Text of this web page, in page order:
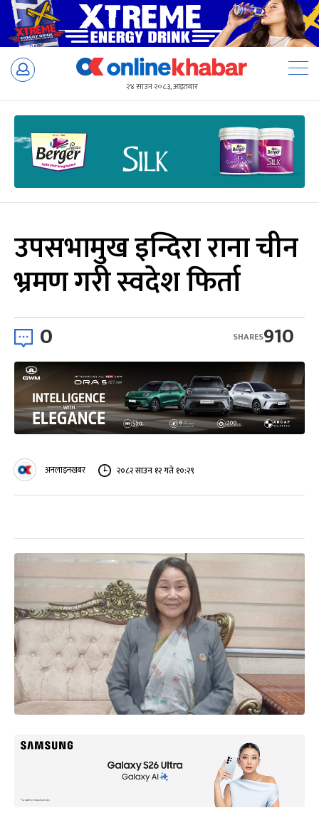
Skip
२४ साउन २०८३, आइतबार
उपसभामुख इन्दिरा राना चीन
भ्रमण गरी स्वदेश फिर्ता
0 910
SHARES
अनलाइनखबर २०८२ साउन १२ गते १०:२९